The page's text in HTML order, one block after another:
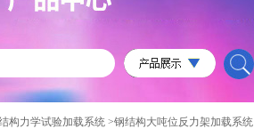
构力学试验加载系统 >钢结构大吨位反力架加载系统